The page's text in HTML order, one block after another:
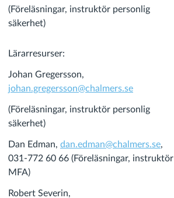
(Föreläsningar, instruktör personlig
säkerhet)
Lärarresurser:
Johan Gregersson,
johan.gregersson@chalmers.se
(Föreläsningar, instruktör personlig
säkerhet)
Dan Edman, dan.edman@chalmers.se,
031-772 60 66 (Föreläsningar, instruktör
MFA)
Robert Severin,